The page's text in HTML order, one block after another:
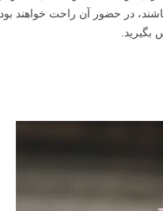
در حضور آن راحت خواهند بود